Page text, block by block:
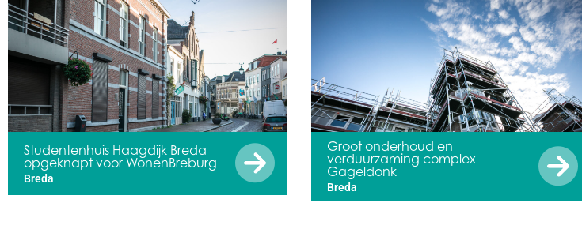
Studentenhuis Haagdijk Breda
opgeknapt voor WonenBreburg
Breda
Groot onderhoud en
verduurzaming complex
Gageldonk
Breda